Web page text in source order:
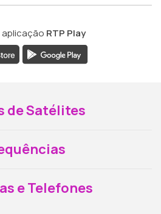
aplicação RTP Play
de Satélites
e Telefones